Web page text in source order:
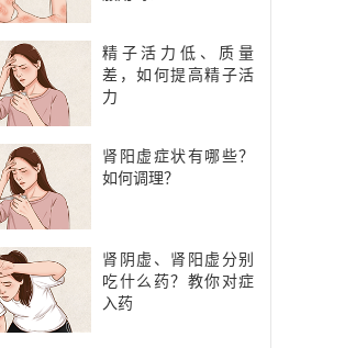
精子活力低、质量
差，如何提高精子活
力
肾阳虚症状有哪些？
如何调理？
肾阴虚、肾阳虚分别
吃什么药？教你对症
入药